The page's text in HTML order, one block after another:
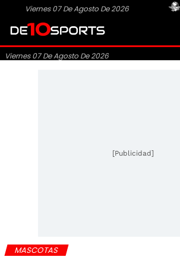
Viernes 07 De Agosto De 2026
Viernes 07 De Agosto De 2026
[Publicidad]
MASCOTAS